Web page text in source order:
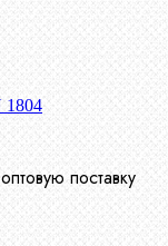
1804
оптовую поставку